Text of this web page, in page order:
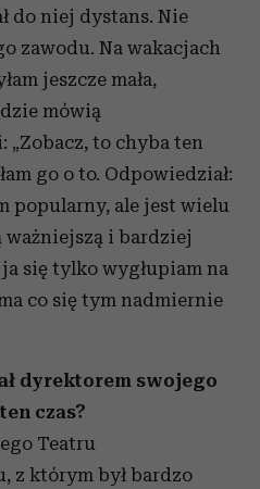
do niej dystans. Nie
zawodu. Na wakacjach
jeszcze mała,
mówią
„Zobacz, to chyba ten
go o to. Odpowiedział:
popularny, ale jest wielu
i bardziej
się tylko wygłupiam na
co się tym nadmiernie
dyrektorem swojego
czas?
Teatru
z którym był bardzo